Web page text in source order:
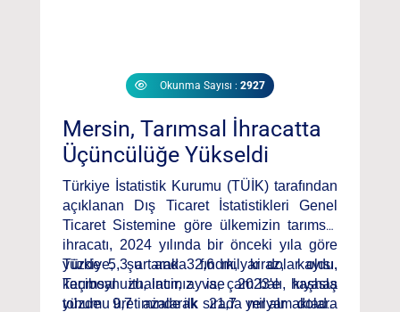
Okunma Sayısı : 2927
Mersin, Tarımsal İhracatta
Üçüncülüğe Yükseldi
Türkiye İstatistik Kurumu (TÜİK) tarafından
açıklanan Dış Ticaret İstatistikleri Genel
Ticaret Sistemine göre ülkemizin tarımsal
ihracatı, 2024 yılında bir önceki yıla göre
yüzde 5,3 artarak 32,6 milyar dolar oldu.
Tarımsal ithalatımız ise 2023'e kıyasla
yüzde 9,7 azalarak 21,7 milyar dolara
Türkiye, şu anda fındık, kiraz, kayısı,
keçiboynuzu, incir, ayva, çam balı, haşhaş
tohumu üretiminde ilk sırada yer almaktadır.